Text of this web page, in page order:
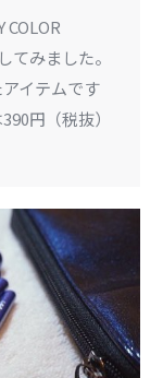
てみました。
イテムです
円（税抜）